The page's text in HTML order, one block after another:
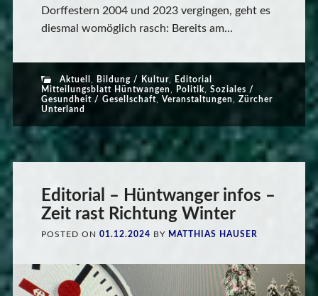
Dorffestern 2004 und 2023 vergingen, geht es
diesmal womöglich rasch: Bereits am...
Aktuell , Bildung / Kultur,
Editorial
Mitteilungsblatt Hüntwangen, Politik, Soziales /
Gesundheit / Gesellschaft, Veranstaltungen, Zürcher
Unterland
Editorial – Hüntwanger infos –
Zeit rast Richtung Winter
POSTED ON 01.12.2024 BY MATTHIAS HAUSER